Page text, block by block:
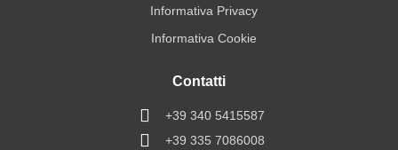
Informativa Privacy
Informativa Cookie
Contatti
+39 340 5415587
+39 335 7086008